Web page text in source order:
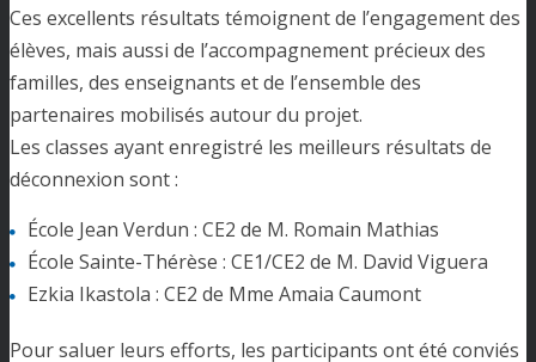
Ces excellents résultats témoignent de l’engagement des
élèves, mais aussi de l’accompagnement précieux des
familles, des enseignants et de l’ensemble des
partenaires mobilisés autour du projet.
Les classes ayant enregistré les meilleurs résultats de
déconnexion sont :
École Jean Verdun : CE2 de M. Romain Mathias
École Sainte-Thérèse : CE1/CE2 de M. David Viguera
Ezkia Ikastola : CE2 de Mme Amaia Caumont
Pour saluer leurs efforts, les participants ont été conviés